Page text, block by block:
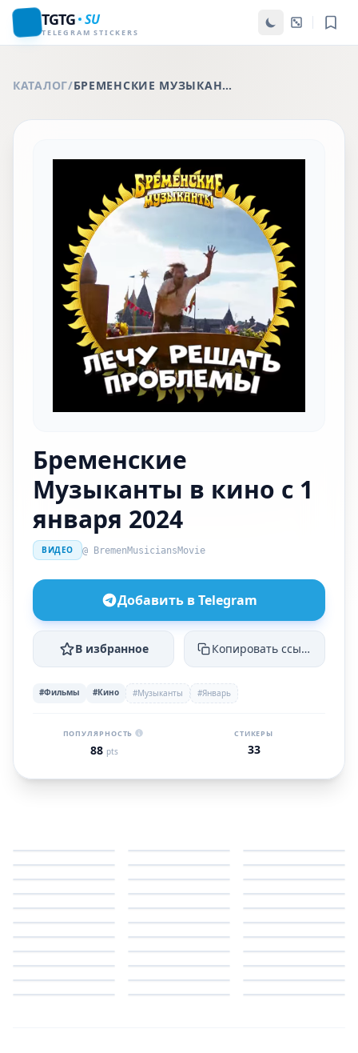
TGTG SU
TELEGRAM STICKERS
КАТАЛОГ/ БРЕМЕНСКИЕ МУЗЫКАНТЫ В КИНО С 1 ЯНВАРЯ 2024
Бременские
Музыканты в кино с 1
января 2024
ВИДЕО @ BremenMusiciansMovie
Добавить в Telegram
В избранное Копировать ссылку
#Фильмы #Кино #Музыканты #Январь
ПОПУЛЯРНОСТЬ
88 pts
СТИКЕРЫ
33